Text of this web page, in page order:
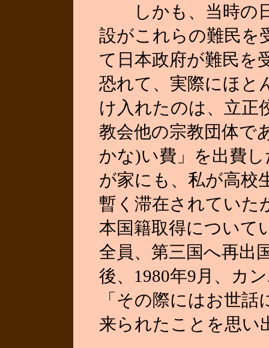
しかも、当時の日
設がこれらの難民を
て日本政府が難民を
恐れて、実際にほと
け入れたのは、立正
教会他の宗教団体で
かな)い費」を出費
が家にも、私が高校
暫く滞在されていた
本国籍取得について
全員、第三国へ再出
後、1980年9月、カ
「その際にはお世
来られたことを思い